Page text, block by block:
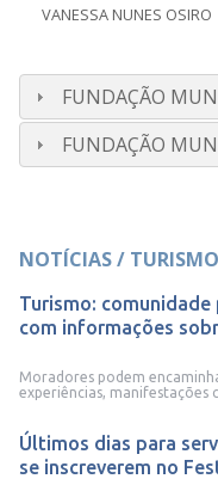
VANESSA NUNES OSIRO
FUNDAÇÃO
FUNDAÇÃO
NOTÍCIAS /
Turismo:
com informações
Moradores podem
experiências, manifestações
Últimos dias para
se inscreverem no